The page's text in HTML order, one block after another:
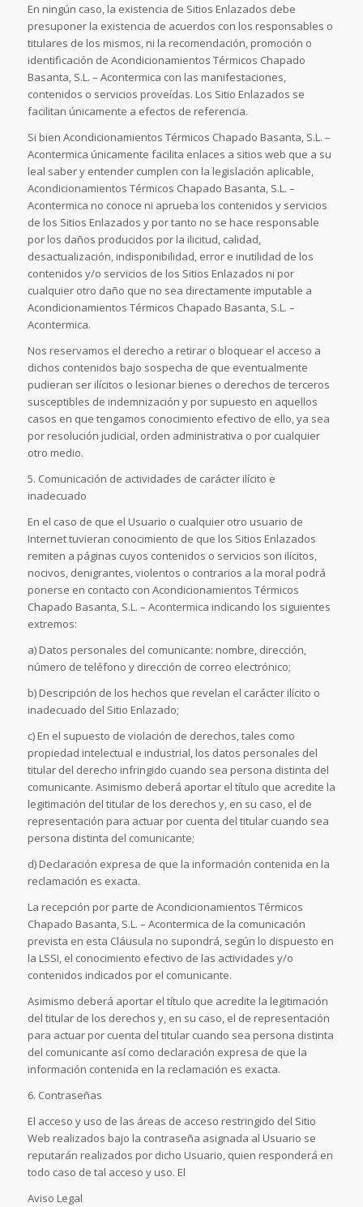
En ningún caso, la existencia de Sitios Enlazados debe
presuponer la existencia de acuerdos con los responsables o
titulares de los mismos, ni la recomendación, promoción o
identificación de Acondicionamientos Térmicos Chapado
Basanta, S.L. – Acontermica con las manifestaciones,
contenidos o servicios proveídas. Los Sitio Enlazados se
facilitan únicamente a efectos de referencia.
Si bien Acondicionamientos Térmicos Chapado Basanta, S.L. –
Acontermica únicamente facilita enlaces a sitios web que a su
leal saber y entender cumplen con la legislación aplicable,
Acondicionamientos Térmicos Chapado Basanta, S.L. –
Acontermica no conoce ni aprueba los contenidos y servicios
de los Sitios Enlazados y por tanto no se hace responsable
por los daños producidos por la ilicitud, calidad,
desactualización, indisponibilidad, error e inutilidad de los
contenidos y/o servicios de los Sitios Enlazados ni por
cualquier otro daño que no sea directamente imputable a
Acondicionamientos Térmicos Chapado Basanta, S.L. –
Acontermica.
Nos reservamos el derecho a retirar o bloquear el acceso a
dichos contenidos bajo sospecha de que eventualmente
pudieran ser ilícitos o lesionar bienes o derechos de terceros
susceptibles de indemnización y por supuesto en aquellos
casos en que tengamos conocimiento efectivo de ello, ya sea
por resolución judicial, orden administrativa o por cualquier
otro medio.
5. Comunicación de actividades de carácter ilícito e
inadecuado
En el caso de que el Usuario o cualquier otro usuario de
Internet tuvieran conocimiento de que los Sitios Enlazados
remiten a páginas cuyos contenidos o servicios son ilícitos,
nocivos, denigrantes, violentos o contrarios a la moral podrá
ponerse en contacto con Acondicionamientos Térmicos
Chapado Basanta, S.L. – Acontermica indicando los siguientes
extremos:
a) Datos personales del comunicante: nombre, dirección,
número de teléfono y dirección de correo electrónico;
b) Descripción de los hechos que revelan el carácter ilícito o
inadecuado del Sitio Enlazado;
c) En el supuesto de violación de derechos, tales como
propiedad intelectual e industrial, los datos personales del
titular del derecho infringido cuando sea persona distinta del
comunicante. Asimismo deberá aportar el título que acredite la
legitimación del titular de los derechos y, en su caso, el de
representación para actuar por cuenta del titular cuando sea
persona distinta del comunicante;
d) Declaración expresa de que la información contenida en la
reclamación es exacta.
La recepción por parte de Acondicionamientos Térmicos
Chapado Basanta, S.L. – Acontermica de la comunicación
prevista en esta Cláusula no supondrá, según lo dispuesto en
la LSSI, el conocimiento efectivo de las actividades y/o
contenidos indicados por el comunicante.
Asimismo deberá aportar el título que acredite la legitimación
del titular de los derechos y, en su caso, el de representación
para actuar por cuenta del titular cuando sea persona distinta
del comunicante así como declaración expresa de que la
información contenida en la reclamación es exacta.
6. Contraseñas
El acceso y uso de las áreas de acceso restringido del Sitio
Web realizados bajo la contraseña asignada al Usuario se
reputarán realizados por dicho Usuario, quien responderá en
todo caso de tal acceso y uso. El
Aviso Legal